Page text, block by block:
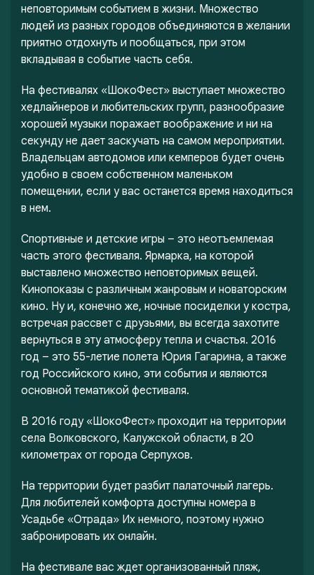
неповторимым событием в жизни. Множество
людей из разных городов объединяются в желании
приятно отдохнуть и пообщаться, при этом
вкладывая в событие часть себя.
На фестивалях «ШокоФест» выступает множество
хедлайнеров и любительских групп, разнообразие
хорошей музыки поражает воображение и ни на
секунду не дает заскучать на самом мероприятии.
Владельцам автодомов или кемперов будет очень
удобно в своем собственном маленьком
помещении, если у вас останется время находиться
в нем.
Спортивные и детские игры – это неотъемлемая
часть этого фестиваля. Ярмарка, на которой
выставлено множество неповторимых вещей.
Кинопоказы с различным жанровым и новаторским
кино. Ну и, конечно же, ночные посиделки у костра,
встречая рассвет с друзьями, вы всегда захотите
вернуться в эту атмосферу тепла и счастья. 2016
год – это 55-летие полета Юрия Гагарина, а также
год Российского кино, эти события и являются
основной тематикой фестиваля.
В 2016 году «ШокоФест» проходит на территории
села Волковского, Калужской области, в 20
километрах от города Серпухов.
На территории будет разбит палаточный лагерь.
Для любителей комфорта доступны номера в
Усадьбе «Отрада» Их немного, поэтому нужно
забронировать их онлайн.
На фестивале вас ждет организованный пляж,